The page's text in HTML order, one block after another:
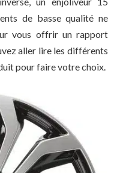
de basse qualité ne
vous offrir un rapport
aller lire les différents
pour faire votre choix.